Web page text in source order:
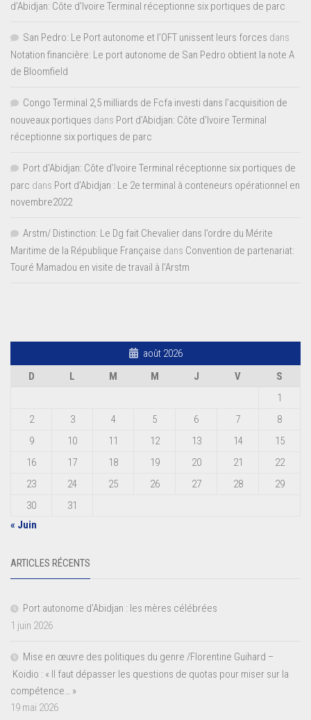
d’Abidjan: Côte d’Ivoire Terminal réceptionne six portiques de parc
San Pedro: Le Port autonome et l’OFT unissent leurs forces dans
Notation financière: Le port autonome de San Pedro obtient la note A
de Bloomfield
Congo Terminal 2,5 milliards de Fcfa investi dans l’acquisition de
nouveaux portiques dans Port d’Abidjan: Côte d’Ivoire Terminal
réceptionne six portiques de parc
Port d'Abidjan: Côte d’Ivoire Terminal réceptionne six portiques de
parc dans Port d’Abidjan : Le 2e terminal à conteneurs opérationnel en
novembre2022
Arstm/ Distinction: Le Dg fait Chevalier dans l’ordre du Mérite
Maritime de la République Française dans Convention de partenariat:
Touré Mamadou en visite de travail à l’Arstm
août 2026
D
L M M J V
S
1
2
3 4 5 6 7
8
9
10 11 12 13 14
15
16
17 18 19 20 21
22
23
24 25 26 27 28
29
30
31
« Juin
ARTICLES RÉCENTS
Port autonome d’Abidjan : les mères célébrées
1 juin 2026
Mise en œuvre des politiques du genre /Florentine Guihard –
Koidio : « Il faut dépasser les questions de quotas pour miser sur la
compétence… »
19 mai 2026